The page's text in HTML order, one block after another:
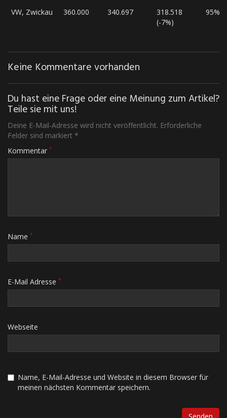
VW, Zwickau 360.000 340.697
318.518
(-7%)
95%
Keine Kommentare vorhanden
Du hast eine Frage oder eine Meinung zum Artikel?
Teile sie mit uns!
Deine E-Mail-Adresse wird nicht veröffentlicht. Erforderliche
Felder sind markiert *
Kommentar *
Name *
E-Mail Adresse *
Webseite
Name, E-Mail-Adresse und Website in diesem Browser für
meinen nächsten Kommentar speichern.